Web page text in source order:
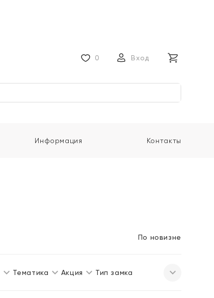
0 Вход
Информация Контакты
Тематика Акция Тип замка
По новизне